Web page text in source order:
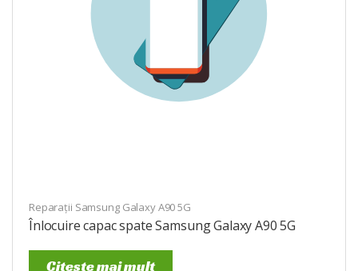
Reparații Samsung Galaxy A90 5G
Înlocuire capac spate Samsung Galaxy A90 5G
Citește mai mult